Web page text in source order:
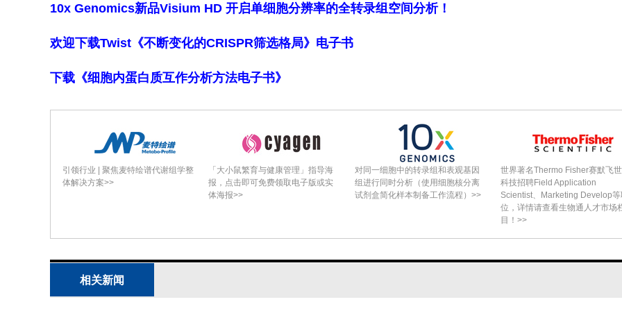
10x Genomics新品Visium HD 开启单细胞分辨率的全转录组空间分析！
欢迎下载Twist《不断变化的CRISPR筛选格局》电子书
下载《细胞内蛋白质互作分析方法电子书》
引领行业 | 聚焦麦特绘谱代谢组学整
体解决方案>>
「大小鼠繁育与健康管理」指导海
报，点击即可免费领取电子版或实
体海报>>
对同一细胞中的转录组和表观基因
组进行同时分析（使用细胞核分离
试剂盒简化样本制备工作流程）>>
世界著名Thermo Fisher赛默飞
科技招聘Field Application
Scientist、Marketing Develop等
位，详情请查看生物通人才市场
目！>>
相关新闻